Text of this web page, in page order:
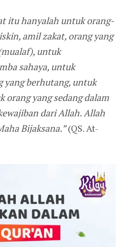
itu hanyalah untuk orang-
amil zakat, orang yang
untuk
sahaya, untuk
yang berhutang, untuk
orang yang sedang dalam
dari Allah. Allah
Bijaksana.”(QS. At-